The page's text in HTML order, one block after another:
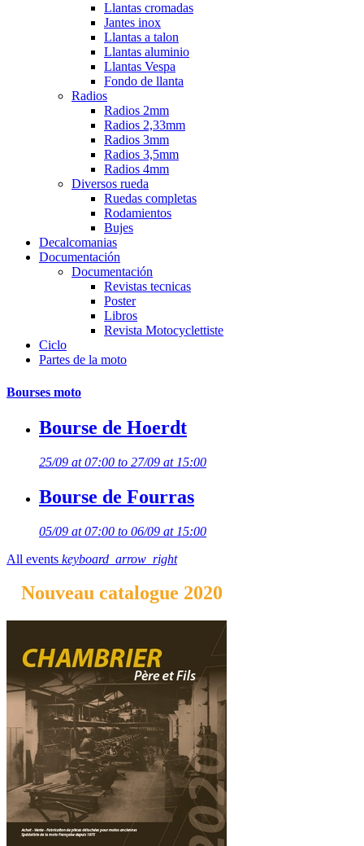
Llantas cromadas
Jantes inox
Llantas a talon
Llantas aluminio
Llantas Vespa
Fondo de llanta
Radios
Radios 2mm
Radios 2,33mm
Radios 3mm
Radios 3,5mm
Radios 4mm
Diversos rueda
Ruedas completas
Rodamientos
Bujes
Decalcomanias
Documentación
Documentación
Revistas tecnicas
Poster
Libros
Revista Motocyclettiste
Ciclo
Partes de la moto
Bourses moto
Bourse de Hoerdt
25/09 at 07:00 to 27/09 at 15:00
Bourse de Fourras
05/09 at 07:00 to 06/09 at 15:00
All events keyboard_arrow_right
Nouveau catalogue 2020